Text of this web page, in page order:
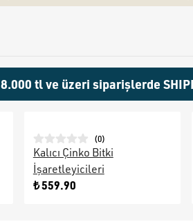
8.000 tl ve üzeri siparişlerde
(0)
Kalıcı Çinko Bitki
İşaretleyicileri
₺ 559.90